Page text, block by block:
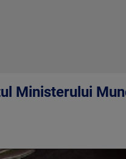
Ministerului